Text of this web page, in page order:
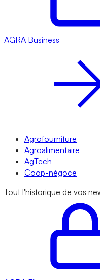
AGRA Business
Agrofourniture
Agroalimentaire
AgTech
Coop-négoce
Tout l'historique de vos